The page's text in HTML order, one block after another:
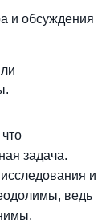
и обсуждения
задача.
и
ведь